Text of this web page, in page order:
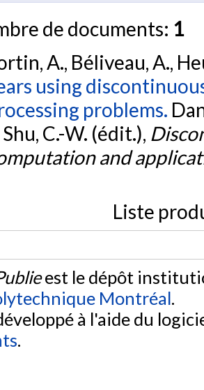
de documents: 1
A., Béliveau, A.,
using
problems.
C.-W. (édit.),
and
Liste
est le dépôt
Montréal.
à l'aide du
.